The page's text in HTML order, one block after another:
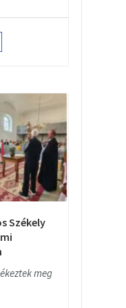
Székely
meg